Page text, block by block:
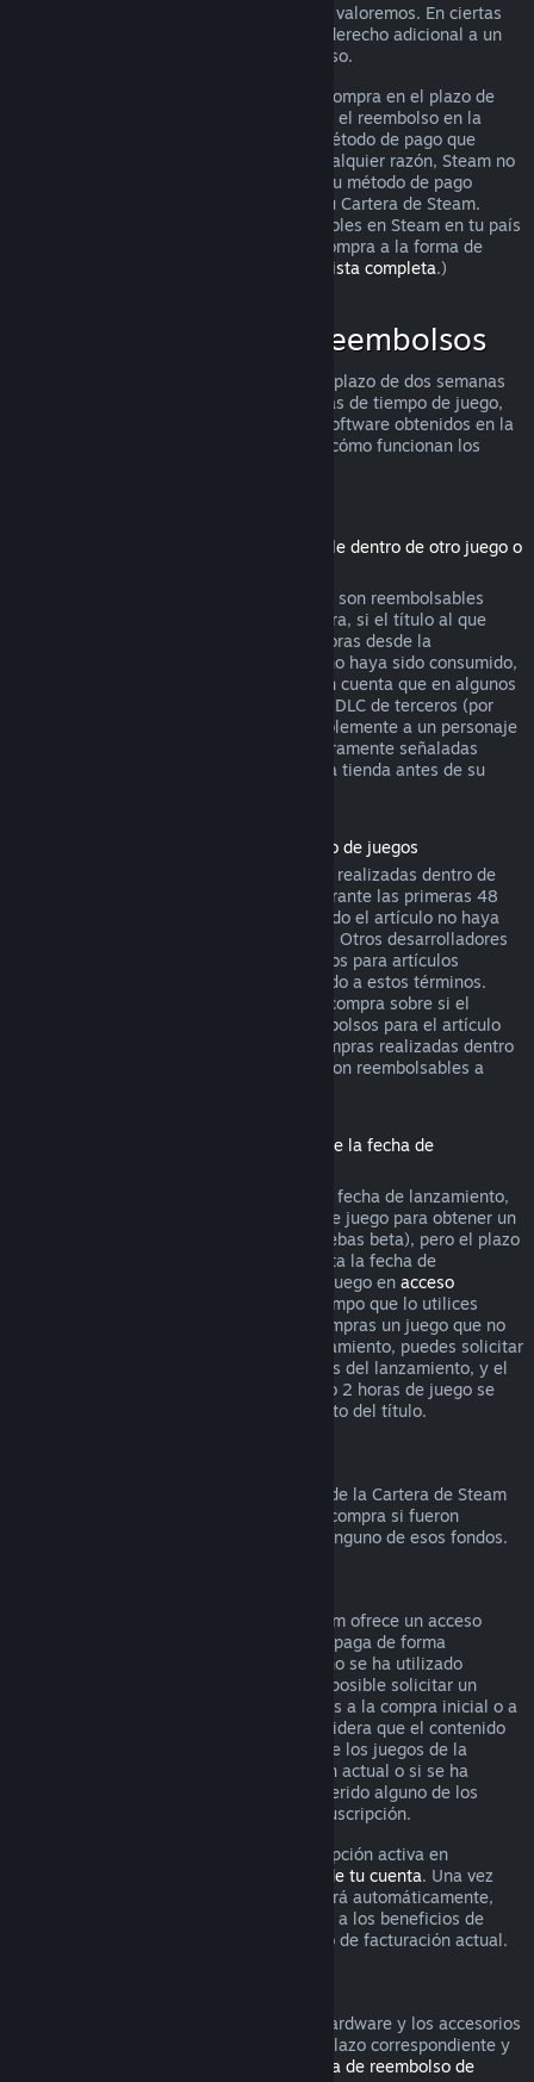
puedes solicitarlo igualmente para que lo valoremos. En ciertas
jurisdicciones, los clientes pueden tener derecho adicional a un
reembolso cuando el juego está defectuoso.
Se te hará un reembolso completo de tu compra en el plazo de
una semana tras su aprobación. Recibirás el reembolso en la
Cartera de Steam o mediante el mismo método de pago que
utilizaste para hacer la compra. Si, por cualquier razón, Steam no
puede realizar un reembolso a través de tu método de pago
inicial, se acreditará el importe total en tu Cartera de Steam.
(Algunos de los métodos de pago disponibles en Steam en tu país
pueden no admitir el reembolso de una compra a la forma de
Haz clic aquí para ver una lista completa.)
Dónde se aplican los reembolsos
La oferta de reembolsos de Steam, en un plazo de dos semanas
desde la compra y con menos de dos horas de tiempo de juego,
se aplica a los juegos y aplicaciones de software obtenidos en la
tienda de Steam. He aquí un resumen de cómo funcionan los
(Contenido de la tienda de Steam utilizable dentro de otro juego o
Los DLC adquiridos en la tienda de Steam son reembolsables
durante catorce días después de su compra, si el título al que
pertenecen se ha jugado menos de dos horas desde la
adquisición del DLC, y siempre que este no haya sido consumido,
modificado o transferido. Por favor, ten en cuenta que en algunos
casos Steam no podrá reembolsar ciertos DLC de terceros (por
ejemplo, si el DLC sube de nivel irreversiblemente a un personaje
del juego). Estas excepciones estarán claramente señaladas
como no reembolsables en la página de la tienda antes de su
Reembolsos en compras realizadas dentro de juegos
Steam ofrecerá reembolsos para compras realizadas dentro de
cualquier juego desarrollado por Valve durante las primeras 48
horas tras su adquisición, siempre y cuando el artículo no haya
sido consumido, modificado o transferido. Otros desarrolladores
tendrán la opción de activar los reembolsos para artículos
adquiridos dentro de sus juegos de acuerdo a estos términos.
Steam te informará en el momento de la compra sobre si el
desarrollador ha optado por ofrecer reembolsos para el artículo
que vas a adquirir. De lo contrario, las compras realizadas dentro
de juegos no desarrollados por Valve no son reembolsables a
Reembolsos de títulos comprados antes de la fecha de
Si compras un título en Steam antes de la fecha de lanzamiento,
se aplica el límite de 2 horas de tiempo de juego para obtener un
reembolso (excepto en el caso de las pruebas beta), pero el plazo
de devolución de 14 días no empieza hasta la fecha de
lanzamiento. Por ejemplo, si compras un juego en acceso
, todo el tiempo que lo utilices
cuenta para el límite de 2 horas. Si precompras un juego que no
esté disponible antes de la fecha de lanzamiento, puedes solicitar
un reembolso en cualquier momento antes del lanzamiento, y el
plazo estándar de devolución de 14 días o 2 horas de juego se
aplicará a partir de la fecha de lanzamiento del título.
Puedes solicitar un reembolso de fondos de la Cartera de Steam
durante los siguientes catorce días de la compra si fueron
comprados en Steam y no has utilizado ninguno de esos fondos.
Para algunos contenidos y servicios, Steam ofrece un acceso
periódico (p. ej., mensual o anual) que se paga de forma
recurrente. Si una suscripción renovable no se ha utilizado
durante el ciclo de facturación actual, es posible solicitar un
reembolso durante las 48 horas siguientes a la compra inicial o a
cualquier renovación automática. Se considera que el contenido
se ha utilizado si se ha jugado a alguno de los juegos de la
suscripción durante el ciclo de facturación actual o si se ha
utilizado, consumido, modificado o transferido alguno de los
beneficios o descuentos incluidos en la suscripción.
Recuerda que puedes cancelar una suscripción activa en
detalles de tu cuenta. Una vez
cancelada, la suscripción ya no se renovará automáticamente,
pero mantendrás el acceso al contenido y a los beneficios de
dicha suscripción hasta el final de tu ciclo de facturación actual.
Es posible solicitar un reembolso por el hardware y los accesorios
adquiridos a través de Steam dentro del plazo correspondiente y
Política de reembolso de